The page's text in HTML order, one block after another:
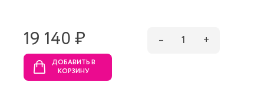
19 140 ₷ – 1 +
ДОБАВИТЬ В
КОРЗИНУ